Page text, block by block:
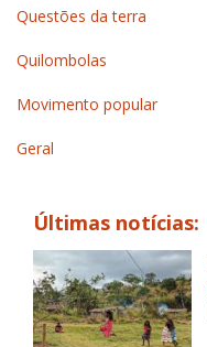
Questões da terra
Quilombolas
Movimento popular
Geral
Últimas notícias: